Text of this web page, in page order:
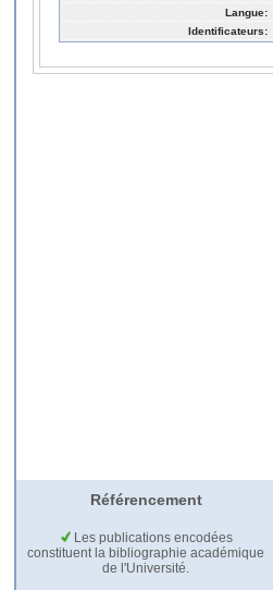
Langue:
Identificateurs:
Référencement
Les publications encodées
constituent la bibliographie académique
de l'Université.